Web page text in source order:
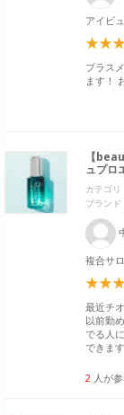
アイビ
プラス
ます！
【
ュプロ
カテゴリ
ブランド
複合サ
最近チ
以前勤
でる人
できま
2 人が